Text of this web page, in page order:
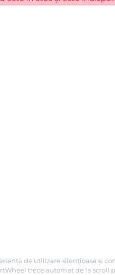
de utilizare silențioasă și
trece automat de la scroll